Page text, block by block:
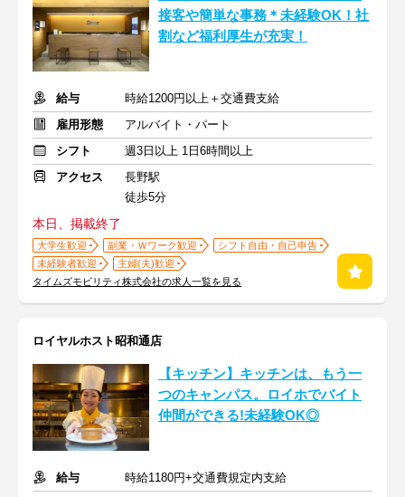
接客や簡単な事務＊未経験OK！社
割など福利厚生が充実！
給与
時給1200円以上＋交通費支給
雇用形態
アルバイト・パート
シフト
週3日以上 1日6時間以上
アクセス
長野駅
徒歩5分
本日、掲載終了
大学生歓迎 副業・Ｗワーク歓迎
シフト自由・自己申告
未経験者歓迎
主婦(夫)歓迎
タイムズモビリティ株式会社の求人一覧を見る
ロイヤルホスト昭和通店
【キッチン】キッチンは、もう一
つのキャンパス。ロイホでバイト
仲間ができる!未経験OK◎
給与
時給1180円+交通費規定内支給